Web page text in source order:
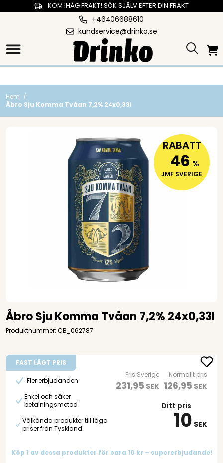
KOM IHÅG FRAKT! SÖK SJÄLV EFTER DIN FRAKT
+46406688610
kundservice@drinko.se
Hem /
Åbro Sju Komma Tvåan 7,2% 24x0,33l
RABATT
46 %
JMF SVERIGE
Åbro Sju Komma Tvåan 7,2% 24x0,33l
Produktnummer: CB_062787
FAST LÅGT PRIS
Fler erbjudanden
Enkel och säker
betalningsmetod
Välkända produkter till låga
priser från Tyskland
Pris Sverige
231,95 SEK
Normallt pris
126,95 SEK
Ditt pris
10 SEK
Köp 1 av dessa produkter för bara 10 kr – supererbjudande!